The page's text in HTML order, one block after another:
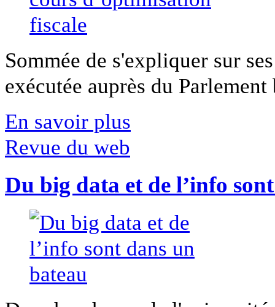
Sommée de s'expliquer sur
exécutée auprès du
En savoir plus
Revue du web
Du big data et de l’info